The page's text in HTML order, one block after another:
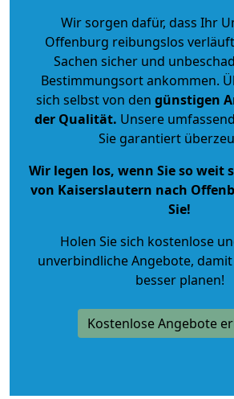
Wir sorgen dafür, dass Ihr
Offenburg reibungslos
Sachen sicher und
Bestimmungsort ankommen.
sich selbst von den günstigen
der Qualität. Unsere
Sie garantiert
Wir legen los, wenn Sie so weit
von Kaiserslautern nach
Sie!
Holen Sie sich kostenlose
unverbindliche Angebote,
besser planen!
Kostenlose Angebote